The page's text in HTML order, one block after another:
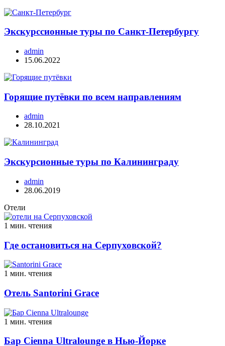
Экскурссионные туры по Санкт-Петербургу
admin
15.06.2022
Горящие путёвки по всем направлениям
admin
28.10.2021
Экскурсионные туры по Калининграду
admin
28.06.2019
Отели
1 мин. чтения
Где остановиться на Серпуховской?
1 мин. чтения
Отель Santorini Grace
1 мин. чтения
Бар Cienna Ultralounge в Нью-Йорке